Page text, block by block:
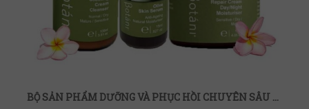
BỘ SẢN PHẨM DƯỠNG VÀ PHỤC HỒI CHUYÊN SÂU CHO DA KHÔ, NHẠY CẢM BOTANI